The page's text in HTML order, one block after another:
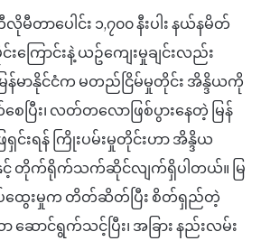
မီတာပေါင်း ၁,၇၀၀ နီးပါး နယ်နမိတ်
င်းကြောင်းနဲ့ ယဥ်ကျေးမှုချင်းလည်း
န်မာနိုင်ငံက မတည်ငြိမ်မှုတိုင်း အိန္ဒိယကို
ြီး၊ လတ်တလောဖြစ်ပွားနေတဲ့ မြန်
င်းရန် ကြိုးပမ်းမှုတိုင်းဟာ အိန္ဒိယ
နှင့် တိုက်ရိုက်သက်ဆိုင်လျက်ရှိပါတယ်။ မြ
ပ်ထွေးမှုက တိတ်ဆိတ်ပြီး စိတ်ရှည်တဲ့
ောင်ရွက်သင့်ပြီး၊ အခြား နည်းလမ်း